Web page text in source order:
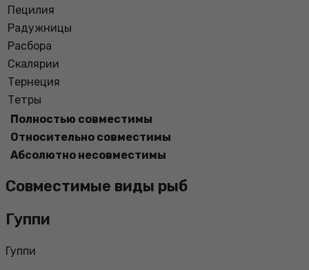
Пецилия
Радужницы
Расбора
Скалярии
Тернеция
Тетры
Полностью совместимы
Относительно совместимы
Абсолютно несовместимы
Совместимые виды рыб
Гуппи
Гуппи